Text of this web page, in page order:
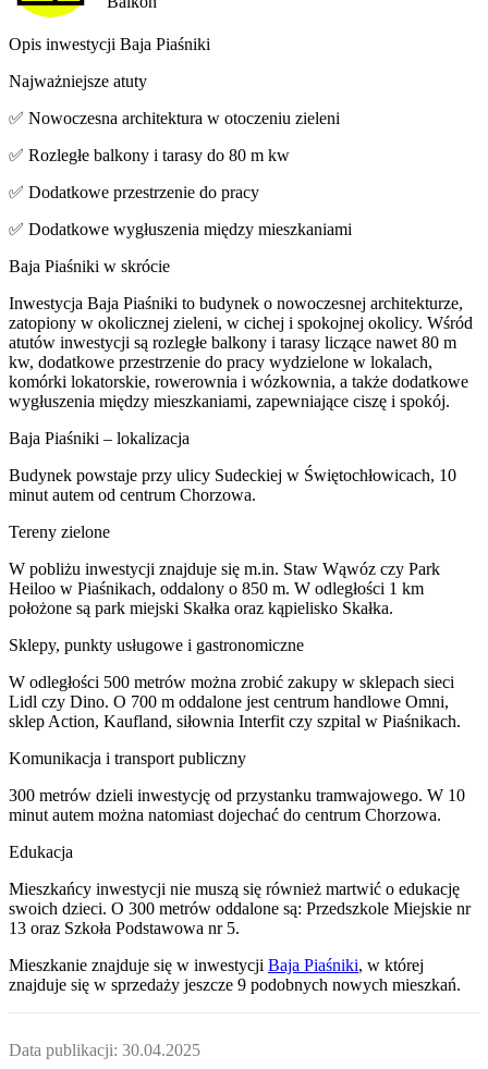
Opis inwestycji Baja Piaśniki
Najważniejsze atuty
✅ Nowoczesna architektura w otoczeniu zieleni
✅ Rozległe balkony i tarasy do 80 m kw
✅ Dodatkowe przestrzenie do pracy
✅ Dodatkowe wygłuszenia między mieszkaniami
Baja Piaśniki w skrócie
Inwestycja Baja Piaśniki to budynek o nowoczesnej architekturze,
zatopiony w okolicznej zieleni, w cichej i spokojnej okolicy. Wśród
atutów inwestycji są rozległe balkony i tarasy liczące nawet 80 m
kw, dodatkowe przestrzenie do pracy wydzielone w lokalach,
komórki lokatorskie, rowerownia i wózkownia, a także dodatkowe
wygłuszenia między mieszkaniami, zapewniające ciszę i spokój.
Baja Piaśniki – lokalizacja
Budynek powstaje przy ulicy Sudeckiej w Świętochłowicach, 10
minut autem od centrum Chorzowa.
Tereny zielone
W pobliżu inwestycji znajduje się m.in. Staw Wąwóz czy Park
Heiloo w Piaśnikach, oddalony o 850 m. W odległości 1 km
położone są park miejski Skałka oraz kąpielisko Skałka.
Sklepy, punkty usługowe i gastronomiczne
W odległości 500 metrów można zrobić zakupy w sklepach sieci
Lidl czy Dino. O 700 m oddalone jest centrum handlowe Omni,
sklep Action, Kaufland, siłownia Interfit czy szpital w Piaśnikach.
Komunikacja i transport publiczny
300 metrów dzieli inwestycję od przystanku tramwajowego. W 10
minut autem można natomiast dojechać do centrum Chorzowa.
Edukacja
Mieszkańcy inwestycji nie muszą się również martwić o edukację
swoich dzieci. O 300 metrów oddalone są: Przedszkole Miejskie nr
13 oraz Szkoła Podstawowa nr 5.
Mieszkanie znajduje się w inwestycji Baja Piaśniki, w której
znajduje się w sprzedaży jeszcze 9 podobnych nowych mieszkań.
Data publikacji: 30.04.2025